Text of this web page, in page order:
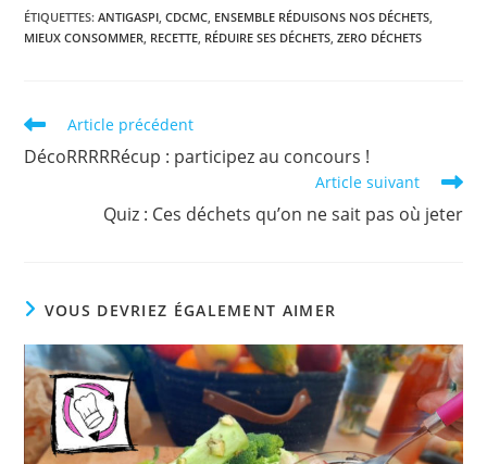
ÉTIQUETTES:ANTIGASPI, CDCMC, ENSEMBLE RÉDUISONS NOS DÉCHETS,
MIEUX CONSOMMER, RECETTE, RÉDUIRE SES DÉCHETS, ZERO DÉCHETS
Read
more
articles
Article précédent
DécoRRRRRécup : participez au concours !
Article suivant
Quiz : Ces déchets qu’on ne sait pas où jeter
VOUS DEVRIEZ ÉGALEMENT AIMER